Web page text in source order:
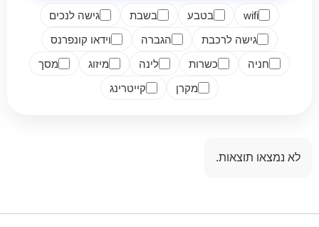
wifi בטבע בשבת
גישה לנכים
גישה לרכבת
הגברה
וידאו קונפרנס
חניה
כשרות לינה מיזוג
מסך
מקרן
קייטרינג
לא נמצאו תוצאות.